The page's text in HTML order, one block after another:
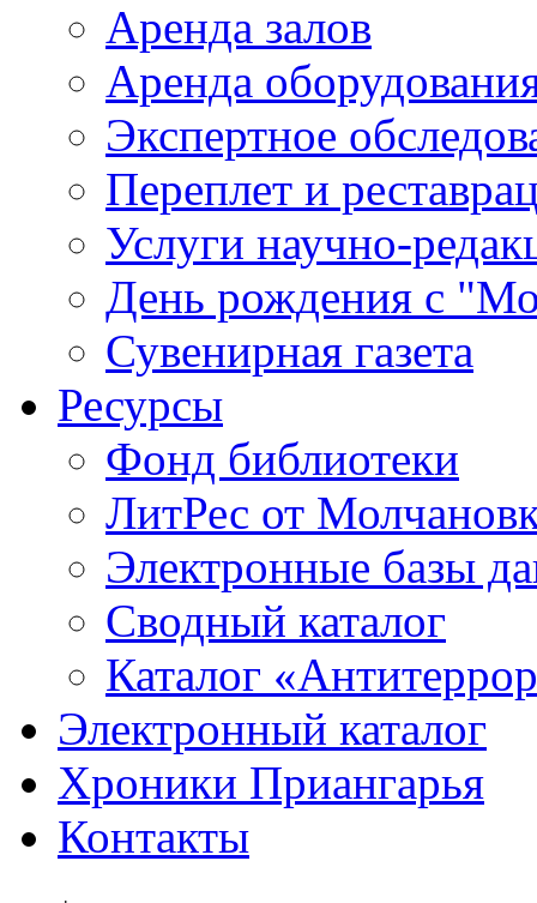
Аренда залов
Аренда
Экспертное
Переплет и
Услуги научно-
День рождения с
Сувенирная газета
Ресурсы
Фонд библиотеки
ЛитРес от
Электронные базы
Сводный каталог
Каталог
Электронный каталог
Хроники Приангарья
Контакты